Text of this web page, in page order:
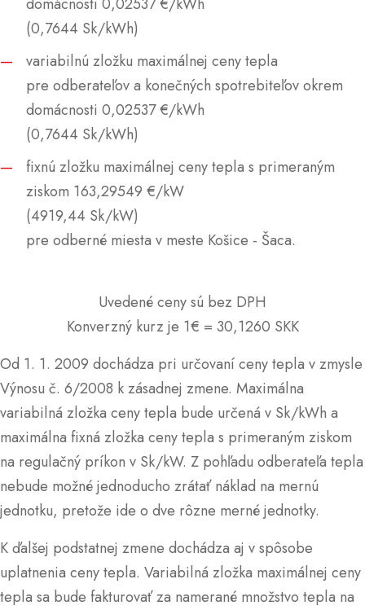
(0,7644 Sk/kWh)
variabilnú zložku maximálnej ceny tepla
pre odberateľov a konečných spotrebiteľov okrem
domácnosti 0,02537 €/kWh
(0,7644 Sk/kWh)
fixnú zložku maximálnej ceny tepla s primeraným
ziskom 163,29549 €/kW
(4919,44 Sk/kW)
pre odberné miesta v meste Košice - Šaca.
Uvedené ceny sú bez DPH
Konverzný kurz je 1€ = 30,1260 SKK
Od 1. 1. 2009 dochádza pri určovaní ceny tepla v zmysle
Výnosu č. 6/2008 k zásadnej zmene. Maximálna
variabilná zložka ceny tepla bude určená v Sk/kWh a
maximálna fixná zložka ceny tepla s primeraným ziskom
na regulačný príkon v Sk/kW. Z pohľadu odberateľa tepla
nebude možné jednoducho zrátať náklad na mernú
jednotku, pretože ide o dve rôzne merné jednotky.
K ďalšej podstatnej zmene dochádza aj v spôsobe
uplatnenia ceny tepla. Variabilná zložka maximálnej ceny
tepla sa bude fakturovať za namerané množstvo tepla na